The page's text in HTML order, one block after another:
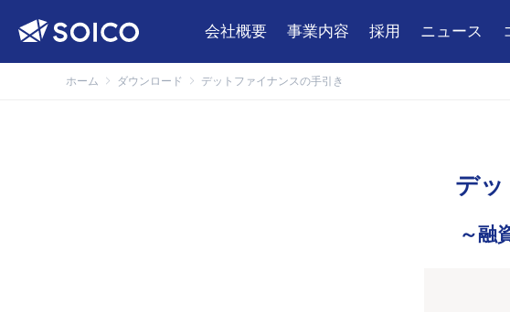
会社概要 事業内容 採用 ニュース
ホーム ダウンロード デットファイナンスの手引き
デッ
～融